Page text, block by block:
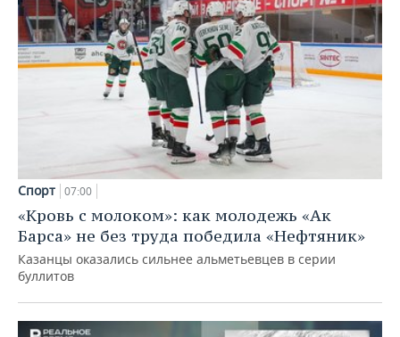
Спорт 07:00
«Кровь с молоком»: как молодежь «Ак
Барса» не без труда победила «Нефтяник»
Казанцы оказались сильнее альметьевцев в серии
буллитов